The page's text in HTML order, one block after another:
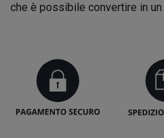
che è possibile convertire in un